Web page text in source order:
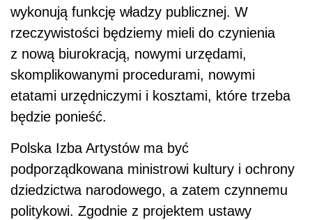
wykonują funkcję władzy publicznej. W
rzeczywistości będziemy mieli do czynienia
z nową biurokracją, nowymi urzędami,
skomplikowanymi procedurami, nowymi
etatami urzędniczymi i kosztami, które trzeba
będzie ponieść.
Polska Izba Artystów ma być
podporządkowana ministrowi kultury i ochrony
dziedzictwa narodowego, a zatem czynnemu
politykowi. Zgodnie z projektem ustawy